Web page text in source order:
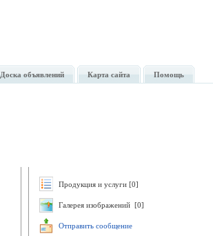
Доска объявлений Карта сайта Помощь
Продукция и услуги [0]
Галерея изображений [0]
Отправить сообщение